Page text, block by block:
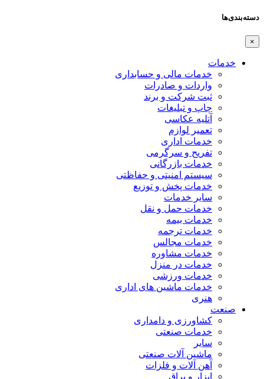
دسته‌بندی‌ها
×
خدمات
خدمات مالی و حسابداری
واردات و صادرات
ثبت شرکت و برند
چاپ و تبلیغات
آتلیه عکاسی
تعمیر لوازم
خدمات اداری
تفریح و سرگرمی
خدمات بازرگانی
سیستم امنیتی و حفاظتی
خدمات پخش و توزیع
سایر خدمات
خدمات حمل و نقل
خدمات بیمه
خدمات ترجمه
خدمات مجالس
خدمات مشاوره
خدمات در منزل
خدمات ورزشی
خدمات ماشین های اداری
هنری
صنعت
کشاورزی و دامداری
خدمات صنعتی
سایر
ماشین آلات صنعتی
آهن آلات و فلزات
ابزار و یراق